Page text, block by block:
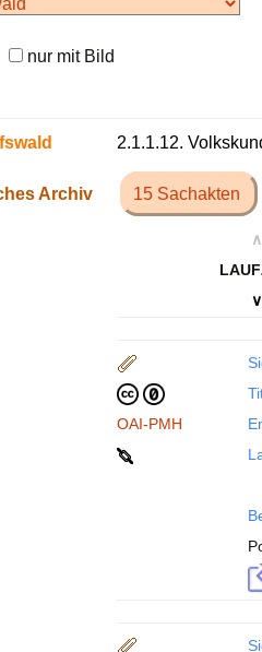
nur mit Bild
Archiv
2.1.1.12.
15 Sachakten
∧
∨
OAI-PMH